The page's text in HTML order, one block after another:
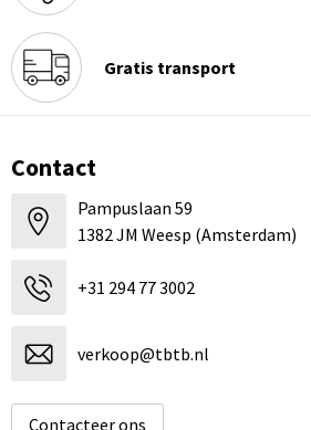
Gratis transport
Contact
Pampuslaan 59
1382 JM Weesp (Amsterdam)
+31 294 77 3002
verkoop@tbtb.nl
Contacteer ons